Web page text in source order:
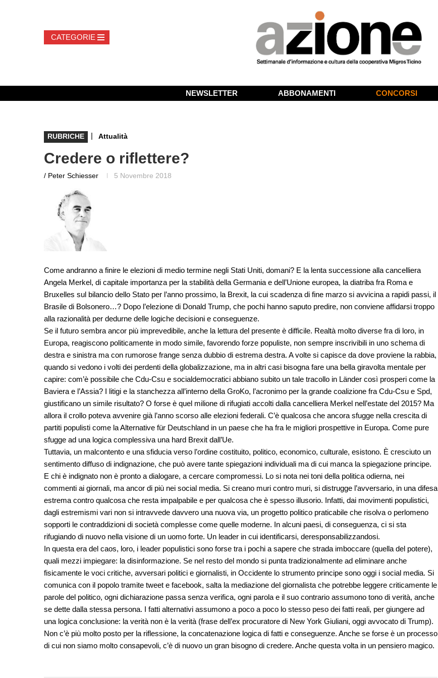
NEWSLETTER ABBONAMENTI CONCORSI
RUBRICHE | Attualità
Credere o riflettere?
/ Peter Schiesser 5 Novembre 2018
Come andranno a finire le elezioni di medio termine negli Stati Uniti, domani? E la lenta successione alla cancelliera
Angela Merkel, di capitale importanza per la stabilità della Germania e dell’Unione europea, la diatriba fra Roma e
Bruxelles sul bilancio dello Stato per l’anno prossimo, la Brexit, la cui scadenza di fine marzo si avvicina a rapidi passi, il
Brasile di Bolsonero…? Dopo l’elezione di Donald Trump, che pochi hanno saputo predire, non conviene affidarsi troppo
alla razionalità per dedurne delle logiche decisioni e conseguenze.
Se il futuro sembra ancor più imprevedibile, anche la lettura del presente è difficile. Realtà molto diverse fra di loro, in
Europa, reagiscono politicamente in modo simile, favorendo forze populiste, non sempre inscrivibili in uno schema di
destra e sinistra ma con rumorose frange senza dubbio di estrema destra. A volte si capisce da dove proviene la rabbia,
quando si vedono i volti dei perdenti della globalizzazione, ma in altri casi bisogna fare una bella giravolta mentale per
capire: com’è possibile che Cdu-Csu e socialdemocratici abbiano subito un tale tracollo in Länder così prosperi come la
Baviera e l’Assia? I litigi e la stanchezza all’interno della GroKo, l’acronimo per la grande coalizione fra Cdu-Csu e Spd,
giustificano un simile risultato? O forse è quel milione di rifugiati accolti dalla cancelliera Merkel nell’estate del 2015? Ma
allora il crollo poteva avvenire già l’anno scorso alle elezioni federali. C’è qualcosa che ancora sfugge nella crescita di
partiti populisti come la Alternative für Deutschland in un paese che ha fra le migliori prospettive in Europa. Come pure
sfugge ad una logica complessiva una hard Brexit dall’Ue.
Tuttavia, un malcontento e una sfiducia verso l’ordine costituito, politico, economico, culturale, esistono. È cresciuto un
sentimento diffuso di indignazione, che può avere tante spiegazioni individuali ma di cui manca la spiegazione principe.
E chi è indignato non è pronto a dialogare, a cercare compromessi. Lo si nota nei toni della politica odierna, nei
commenti ai giornali, ma ancor di più nei social media. Si creano muri contro muri, si distrugge l’avversario, in una difesa
estrema contro qualcosa che resta impalpabile e per qualcosa che è spesso illusorio. Infatti, dai movimenti populistici,
dagli estremismi vari non si intravvede davvero una nuova via, un progetto politico praticabile che risolva o perlomeno
sopporti le contraddizioni di società complesse come quelle moderne. In alcuni paesi, di conseguenza, ci si sta
rifugiando di nuovo nella visione di un uomo forte. Un leader in cui identificarsi, deresponsabilizzandosi.
In questa era del caos, loro, i leader populistici sono forse tra i pochi a sapere che strada imboccare (quella del potere),
quali mezzi impiegare: la disinformazione. Se nel resto del mondo si punta tradizionalmente ad eliminare anche
fisicamente le voci critiche, avversari politici e giornalisti, in Occidente lo strumento principe sono oggi i social media. Si
comunica con il popolo tramite tweet e facebook, salta la mediazione del giornalista che potrebbe leggere criticamente le
parole del politico, ogni dichiarazione passa senza verifica, ogni parola e il suo contrario assumono tono di verità, anche
se dette dalla stessa persona. I fatti alternativi assumono a poco a poco lo stesso peso dei fatti reali, per giungere ad
una logica conclusione: la verità non è la verità (frase dell’ex procuratore di New York Giuliani, oggi avvocato di Trump).
Non c’è più molto posto per la riflessione, la concatenazione logica di fatti e conseguenze. Anche se forse è un processo
di cui non siamo molto consapevoli, c’è di nuovo un gran bisogno di credere. Anche questa volta in un pensiero magico.